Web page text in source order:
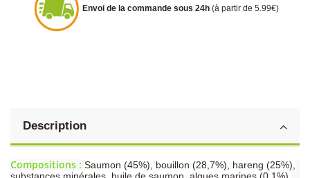
Envoi de la commande sous 24h (à partir de 5.99€)
Description
Compositions : Saumon (45%), bouillon (28,7%), hareng (25%),